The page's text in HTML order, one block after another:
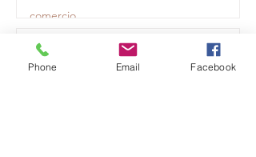
lubricación
comercio
23 jul
MTM impulsa
productividad
del sector del
Phone Email Facebook